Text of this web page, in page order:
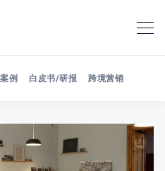
例 白皮书/研报 跨境营销